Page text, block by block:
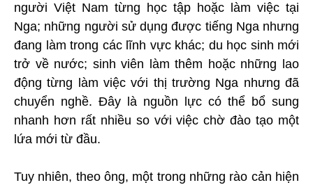
người Việt Nam từng học tập hoặc làm việc tại
Nga; những người sử dụng được tiếng Nga nhưng
đang làm trong các lĩnh vực khác; du học sinh mới
trở về nước; sinh viên làm thêm hoặc những lao
động từng làm việc với thị trường Nga nhưng đã
chuyển nghề. Đây là nguồn lực có thể bổ sung
nhanh hơn rất nhiều so với việc chờ đào tạo một
lứa mới từ đầu.
Tuy nhiên, theo ông, một trong những rào cản hiện